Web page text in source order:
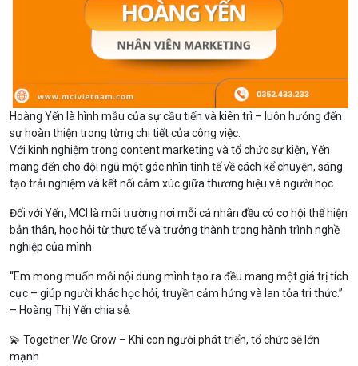
Hoàng Yến là hình mẫu của sự cầu tiến và kiên trì – luôn hướng đến
sự hoàn thiện trong từng chi tiết của công việc.
Với kinh nghiệm trong content marketing và tổ chức sự kiện, Yến
mang đến cho đội ngũ một góc nhìn tinh tế về cách kể chuyện, sáng
tạo trải nghiệm và kết nối cảm xúc giữa thương hiệu và người học.
Đối với Yến, MCI là môi trường nơi mỗi cá nhân đều có cơ hội thể hiện
bản thân, học hỏi từ thực tế và trưởng thành trong hành trình nghề
nghiệp của mình.
“Em mong muốn mỗi nội dung mình tạo ra đều mang một giá trị tích
cực – giúp người khác học hỏi, truyền cảm hứng và lan tỏa tri thức.”
– Hoàng Thị Yến chia sẻ.
💫 Together We Grow – Khi con người phát triển, tổ chức sẽ lớn
mạnh